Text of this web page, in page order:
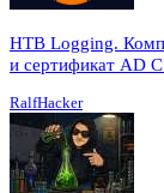
HTB Logging.
и сертификат AD
RalfHacker